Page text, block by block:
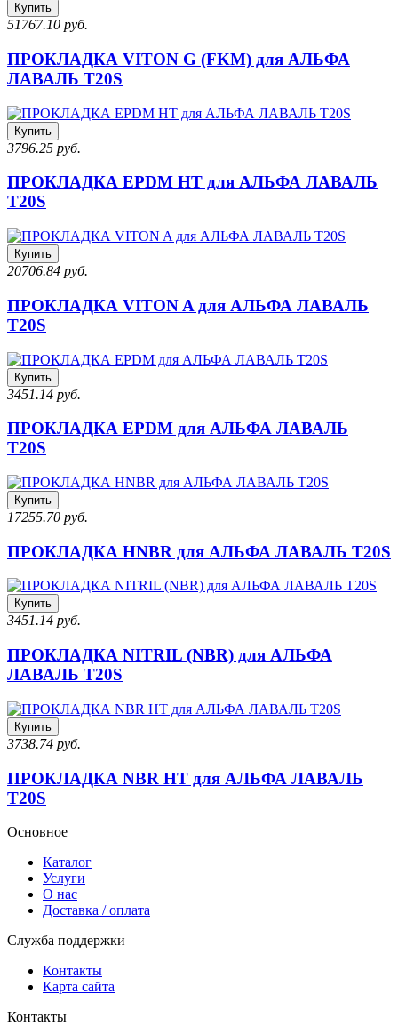
Купить
51767.10 руб.
ПРОКЛАДКА VITON G (FKM) для АЛЬФА
ЛАВАЛЬ T20S
Купить
3796.25 руб.
ПРОКЛАДКА EPDM HT для АЛЬФА ЛАВАЛЬ
T20S
Купить
20706.84 руб.
ПРОКЛАДКА VITON A для АЛЬФА ЛАВАЛЬ
T20S
Купить
3451.14 руб.
ПРОКЛАДКА EPDM для АЛЬФА ЛАВАЛЬ
T20S
Купить
17255.70 руб.
ПРОКЛАДКА HNBR для АЛЬФА ЛАВАЛЬ T20S
Купить
3451.14 руб.
ПРОКЛАДКА NITRIL (NBR) для АЛЬФА
ЛАВАЛЬ T20S
Купить
3738.74 руб.
ПРОКЛАДКА NBR HT для АЛЬФА ЛАВАЛЬ
T20S
Основное
Каталог
Услуги
О нас
Доставка / оплата
Служба поддержки
Контакты
Карта сайта
Контакты